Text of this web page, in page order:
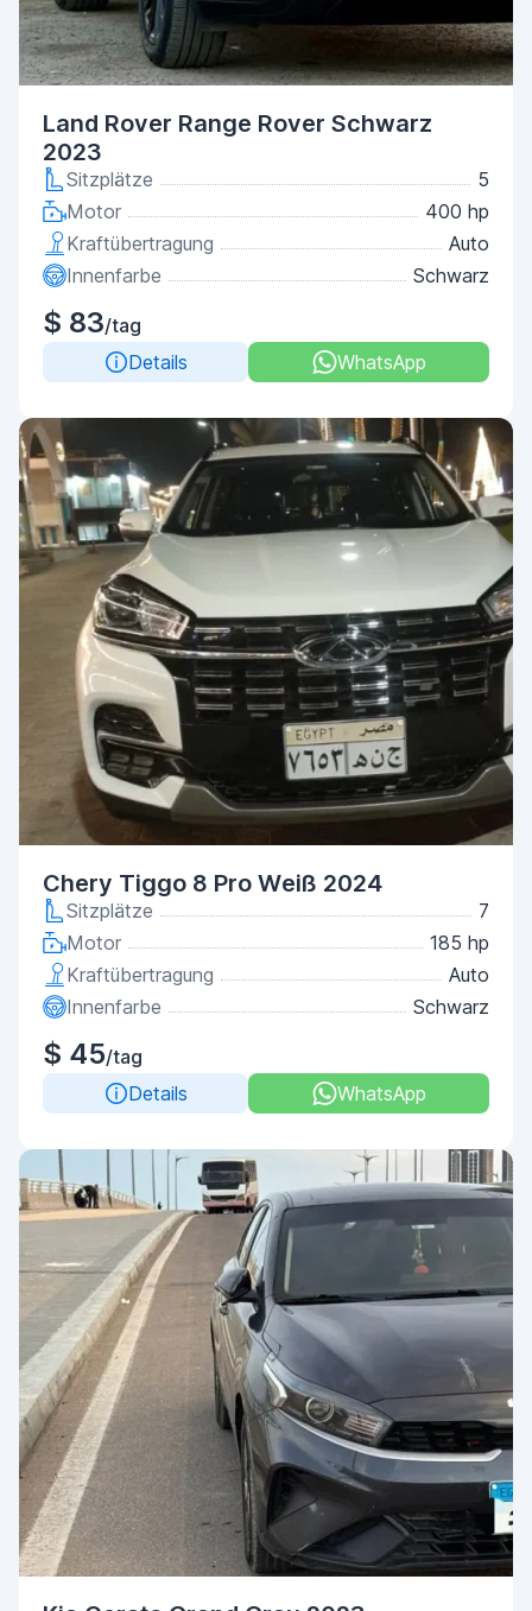
Land Rover Range Rover Schwarz
2023
Sitzplätze
5
Motor
400 hp
Kraftübertragung
Auto
Innenfarbe
Schwarz
$ 83/tag
Details
WhatsApp
Chery Tiggo 8 Pro Weiß 2024
Sitzplätze
7
Motor
185 hp
Kraftübertragung
Auto
Innenfarbe
Schwarz
$ 45/tag
Details
WhatsApp